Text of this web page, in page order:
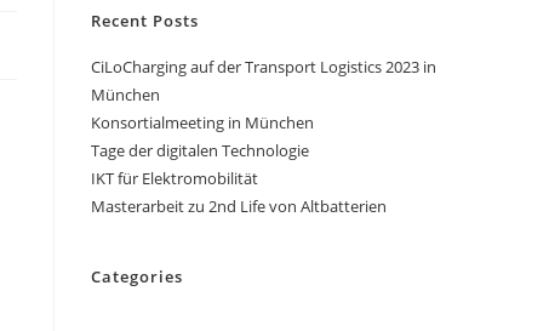
Recent Posts
CiLoCharging auf der Transport Logistics 2023 in
München
Konsortialmeeting in München
Tage der digitalen Technologie
IKT für Elektromobilität
Masterarbeit zu 2nd Life von Altbatterien
Categories